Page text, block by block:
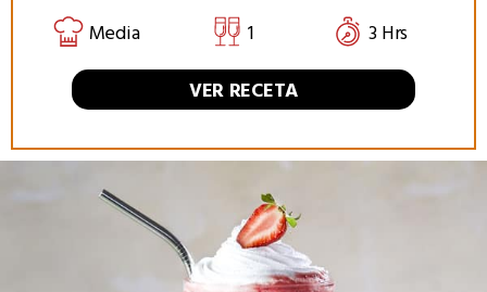
Media 1
3 Hrs
VER RECETA